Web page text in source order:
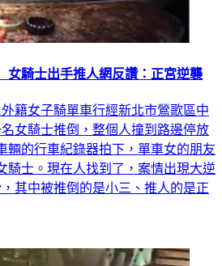
騎士出手推人網反讚：正宮逆襲
籍女子騎單車行經新北市鶯歌區中
女騎士推倒，整個人撞到路邊停放
輛的行車紀錄器拍下，單車女的朋友
騎士。現在人找到了，案情出現大逆
其中被推倒的是小三、推人的是正